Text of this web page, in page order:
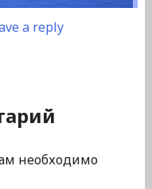
a reply
необходимо